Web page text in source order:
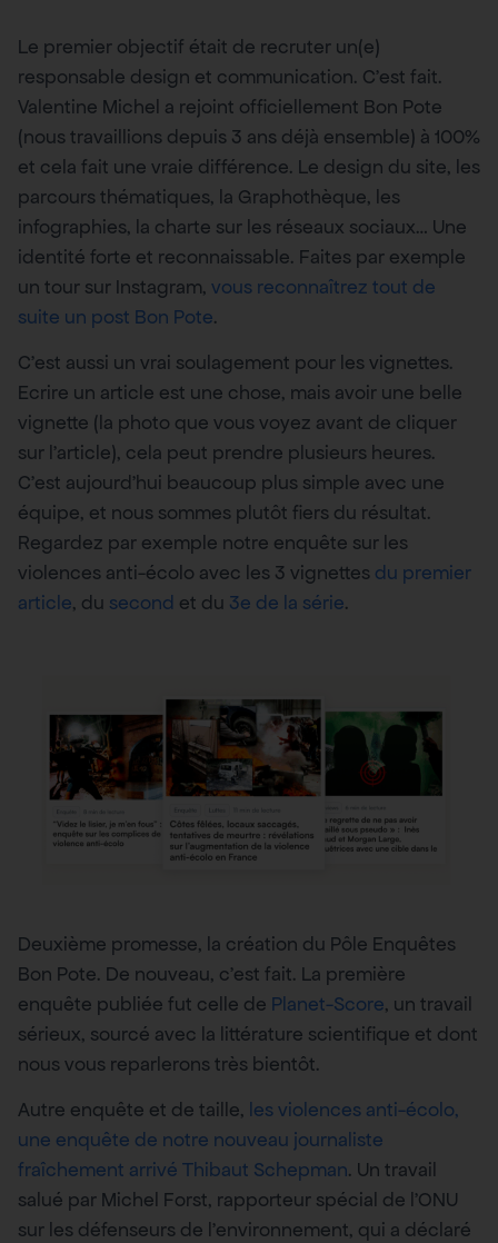
Le premier objectif était de recruter un(e)
responsable design et communication. C’est fait.
Valentine Michel a rejoint officiellement Bon Pote
(nous travaillions depuis 3 ans déjà ensemble) à 100%
et cela fait une vraie différence. Le design du site, les
parcours thématiques, la Graphothèque, les
infographies, la charte sur les réseaux sociaux… Une
identité forte et reconnaissable. Faites par exemple
un tour sur Instagram, vous reconnaîtrez tout de
suite un post Bon Pote.
C’est aussi un vrai soulagement pour les vignettes.
Ecrire un article est une chose, mais avoir une belle
vignette (la photo que vous voyez avant de cliquer
sur l’article), cela peut prendre plusieurs heures.
C’est aujourd’hui beaucoup plus simple avec une
équipe, et nous sommes plutôt fiers du résultat.
Regardez par exemple notre enquête sur les
violences anti-écolo avec les 3 vignettes du premier
article, du second et du 3e de la série.
Deuxième promesse, la création du Pôle Enquêtes
Bon Pote. De nouveau, c’est fait. La première
enquête publiée fut celle de Planet-Score, un travail
sérieux, sourcé avec la littérature scientifique et dont
nous vous reparlerons très bientôt.
Autre enquête et de taille, les violences anti-écolo,
une enquête de notre nouveau journaliste
fraîchement arrivé Thibaut Schepman. Un travail
salué par Michel Forst, rapporteur spécial de l’ONU
sur les défenseurs de l’environnement, qui a déclaré